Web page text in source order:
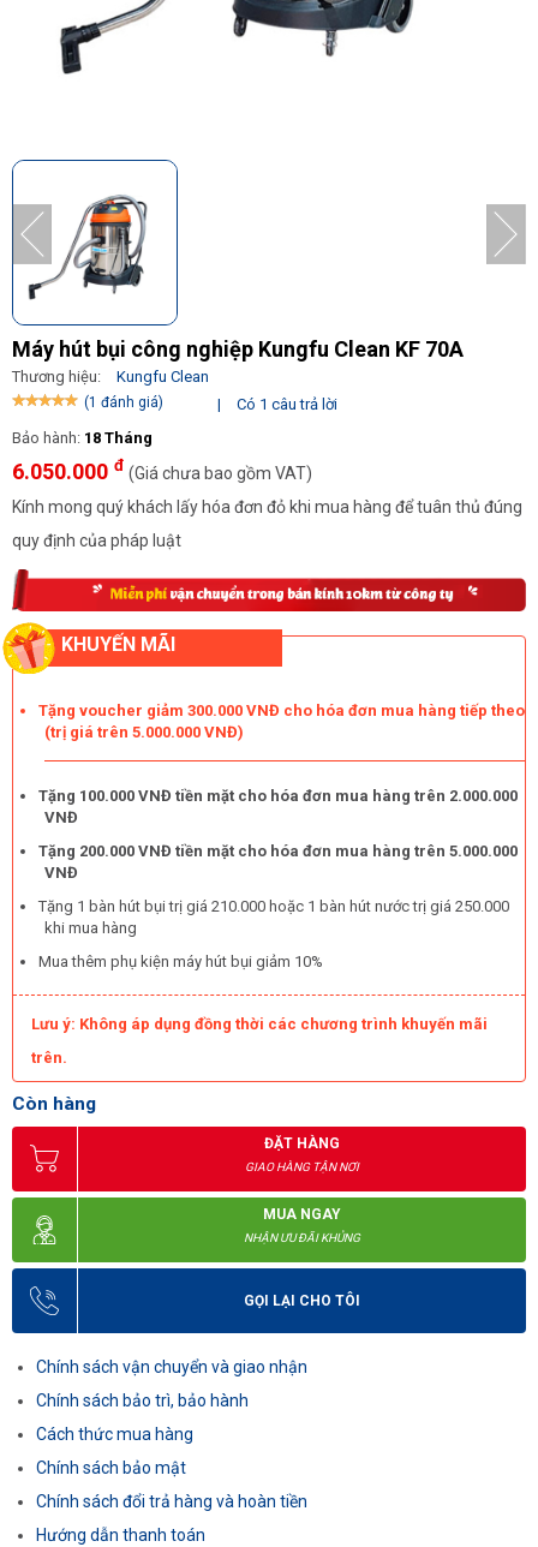
Máy hút bụi công nghiệp Kungfu Clean KF 70A
Thương hiệu: Kungfu Clean
(1 đánh giá) |
Có 1 câu trả lời
Bảo hành: 18 Tháng
6.050.000 đ (Giá chưa bao gồm VAT)
Kính mong quý khách lấy hóa đơn đỏ khi mua hàng để tuân thủ đúng
quy định của pháp luật
KHUYẾN MÃI
Tặng voucher giảm 300.000 VNĐ cho hóa đơn mua hàng tiếp theo
(trị giá trên 5.000.000 VNĐ)
Tặng 100.000 VNĐ tiền mặt cho hóa đơn mua hàng trên 2.000.000
VNĐ
Tặng 200.000 VNĐ tiền mặt cho hóa đơn mua hàng trên 5.000.000
VNĐ
Tặng 1 bàn hút bụi trị giá 210.000 hoặc 1 bàn hút nước trị giá 250.000
khi mua hàng
Mua thêm phụ kiện máy hút bụi giảm 10%
Lưu ý: Không áp dụng đồng thời các chương trình khuyến mãi
trên.
Còn hàng
ĐẶT HÀNG
GIAO HÀNG TẬN NƠI
MUA NGAY
NHẬN ƯU ĐÃI KHỦNG
GỌI LẠI CHO TÔI
Chính sách vận chuyển và giao nhận
Chính sách bảo trì, bảo hành
Cách thức mua hàng
Chính sách bảo mật
Chính sách đổi trả hàng và hoàn tiền
Hướng dẫn thanh toán